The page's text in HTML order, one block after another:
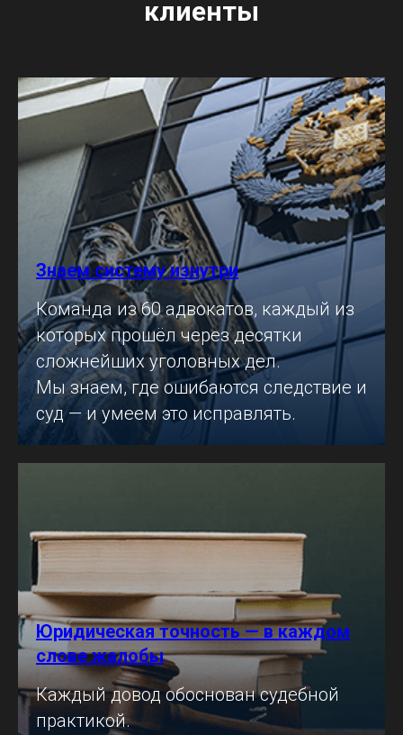
клиенты
Знаем систему изнутри
Команда из 60 адвокатов, каждый из
которых прошёл через десятки
сложнейших уголовных дел.
Мы знаем, где ошибаются следствие и
суд — и умеем это исправлять.
Юридическая точность — в каждом
слове жалобы
Каждый довод обоснован судебной
практикой.